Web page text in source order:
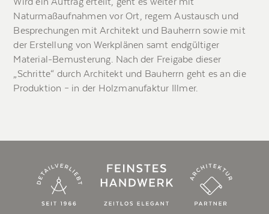
Naturmaßaufnahmen vor Ort, regem Austausch und
Besprechungen mit Architekt und Bauherrn sowie mit
der Erstellung von Werkplänen samt endgültiger
Material-Bemusterung. Nach der Freigabe dieser
„Schritte“ durch Architekt und Bauherrn geht es an die
Produktion – in der Holzmanufaktur Illmer.